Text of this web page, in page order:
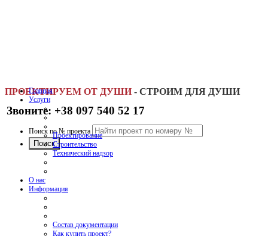
ПРОЕКТИРУЕМ ОТ ДУШИ - СТРОИМ ДЛЯ ДУШИ
Звоните: +38 097 540 52 17
Поиск по № проекта
Главная
Услуги
Проектирование
Строительство
Технический надзор
О нас
Информация
Состав документации
Как купить проект?